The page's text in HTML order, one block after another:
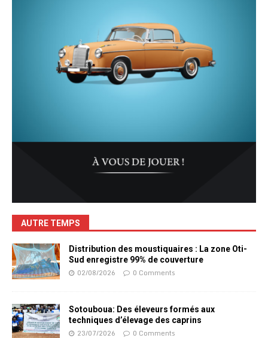
AUTRE TEMPS
Distribution des moustiquaires : La zone Oti-
Sud enregistre 99% de couverture
02/08/2026 0 Comments
Sotouboua: Des éleveurs formés aux
techniques d’élevage des caprins
23/07/2026 0 Comments